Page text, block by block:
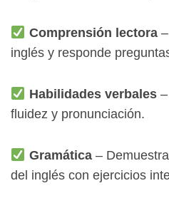
Comprensión lectora–
inglés y responde
Habilidades verbales–
fluidez y pronunciación.
Gramática–
del inglés con ejercicios